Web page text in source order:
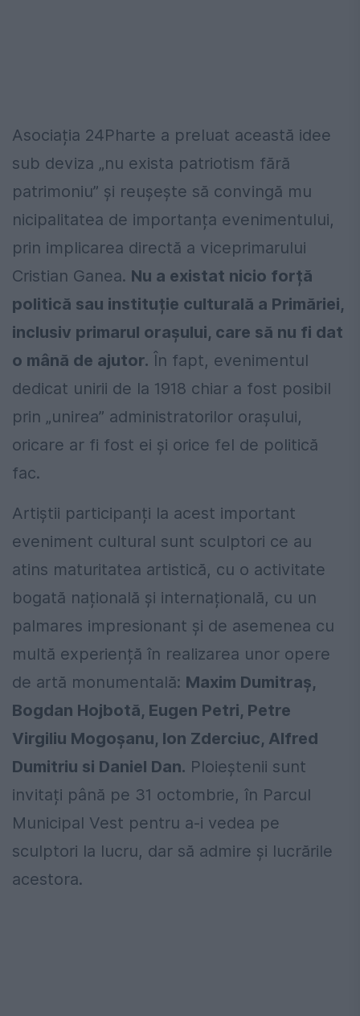
Asociația 24Pharte a preluat această idee
sub deviza „nu exista patriotism fără
patrimoniu” și reușește să convingă mu
nicipalitatea de importanța evenimentului,
prin implicarea directă a viceprimarului
Cristian Ganea. Nu a existat nicio forță
politică sau instituție culturală a Primăriei,
inclusiv primarul orașului, care să nu fi dat
o mână de ajutor. În fapt, evenimentul
dedicat unirii de la 1918 chiar a fost posibil
prin „unirea” administratorilor orașului,
oricare ar fi fost ei și orice fel de politică
fac.
Artiștii participanți la acest important
eveniment cultural sunt sculptori ce au
atins maturitatea artistică, cu o activitate
bogată națională și internațională, cu un
palmares impresionant și de asemenea cu
multă experiență în realizarea unor opere
de artă monumentală: Maxim Dumitraș,
Bogdan Hojbotă, Eugen Petri, Petre
Virgiliu Mogoșanu, Ion Zderciuc, Alfred
Dumitriu si Daniel Dan. Ploieștenii sunt
invitați până pe 31 octombrie, în Parcul
Municipal Vest pentru a-i vedea pe
sculptori la lucru, dar să admire și lucrările
acestora.